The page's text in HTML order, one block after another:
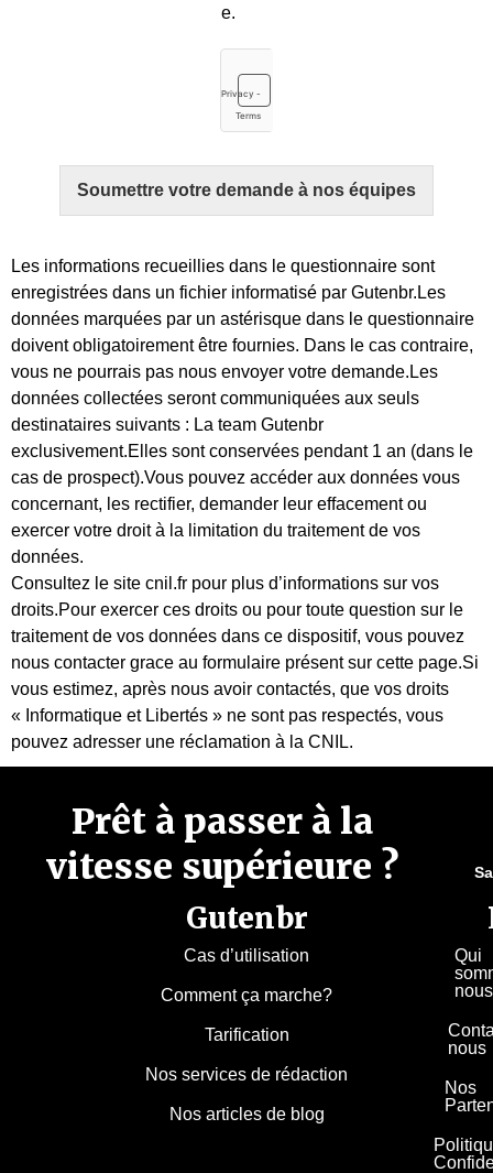
e.
Soumettre votre demande à nos équipes
Les informations recueillies dans le questionnaire sont
enregistrées dans un fichier informatisé par Gutenbr.Les
données marquées par un astérisque dans le questionnaire
doivent obligatoirement être fournies. Dans le cas contraire,
vous ne pourrais pas nous envoyer votre demande.Les
données collectées seront communiquées aux seuls
destinataires suivants : La team Gutenbr
exclusivement.Elles sont conservées pendant 1 an (dans le
cas de prospect).Vous pouvez accéder aux données vous
concernant, les rectifier, demander leur effacement ou
exercer votre droit à la limitation du traitement de vos
données.
Consultez le site cnil.fr pour plus d’informations sur vos
droits.Pour exercer ces droits ou pour toute question sur le
traitement de vos données dans ce dispositif, vous pouvez
nous contacter grace au formulaire présent sur cette page.Si
vous estimez, après nous avoir contactés, que vos droits
« Informatique et Libertés » ne sont pas respectés, vous
pouvez adresser une réclamation à la CNIL.
Prêt à passer à la
vitesse supérieure ?
Gutenbr
Cas d’utilisation
Comment ça marche?
Tarification
Nos services de rédaction
Nos articles de blog
Qui
nous
Nos